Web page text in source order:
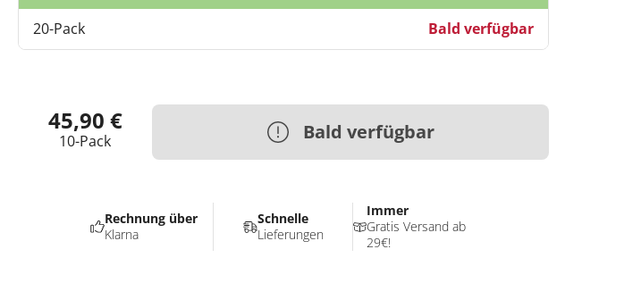
20-Pack Bald verfügbar
45,90 €
10-Pack Bald verfügbar
Rechnung über
Klarna
Schnelle
Lieferungen
Immer
Gratis Versand ab
29€!